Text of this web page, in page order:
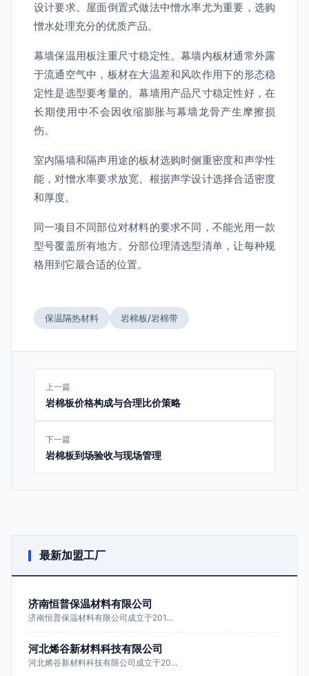
设计要求。屋面倒置式做法中憎水率尤为重要，选购
憎水处理充分的优质产品。
幕墙保温用板注重尺寸稳定性。幕墙内板材通常外露
于流通空气中，板材在大温差和风吹作用下的形态稳
定性是选型要考量的。幕墙用产品尺寸稳定性好，在
长期使用中不会因收缩膨胀与幕墙龙骨产生摩擦损
伤。
室内隔墙和隔声用途的板材选购时侧重密度和声学性
能，对憎水率要求放宽。根据声学设计选择合适密度
和厚度。
同一项目不同部位对材料的要求不同，不能光用一款
型号覆盖所有地方。分部位理清选型清单，让每种规
格用到它最合适的位置。
保温隔热材料 岩棉板/岩棉带
上一篇
岩棉板价格构成与合理比价策略
下一篇
岩棉板到场验收与现场管理
最新加盟工厂
济南恒普保温材料有限公司
济南恒普保温材料有限公司成立于201…
河北烯谷新材料科技有限公司
河北烯谷新材料科技有限公司成立于20…